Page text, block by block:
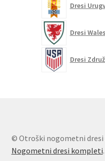
Dresi
Dresi
Dresi
© Otroški nogometni dresi
Nogometni dresi kompleti.